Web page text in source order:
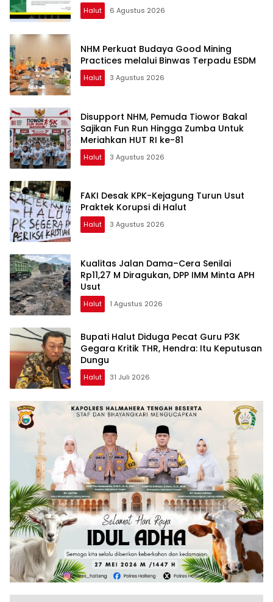
Halut 6 Agustus 2026
NHM Perkuat Budaya Good Mining
Practices melalui Binwas Terpadu ESDM
Halut 3 Agustus 2026
Disupport NHM, Pemuda Tiowor Bakal
Sajikan Fun Run Hingga Zumba Untuk
Meriahkan HUT RI ke-81
Halut 3 Agustus 2026
FAKI Desak KPK-Kejagung Turun Usut
Praktek Korupsi di Halut
Halut 3 Agustus 2026
Kualitas Jalan Dama–Cera Senilai
Rp11,27 M Diragukan, DPP IMM Minta APH
Usut
Halut 1 Agustus 2026
Bupati Halut Diduga Pecat Guru P3K
Gegara Kritik THR, Hendra: Itu Keputusan
Dungu
Halut 31 Juli 2026